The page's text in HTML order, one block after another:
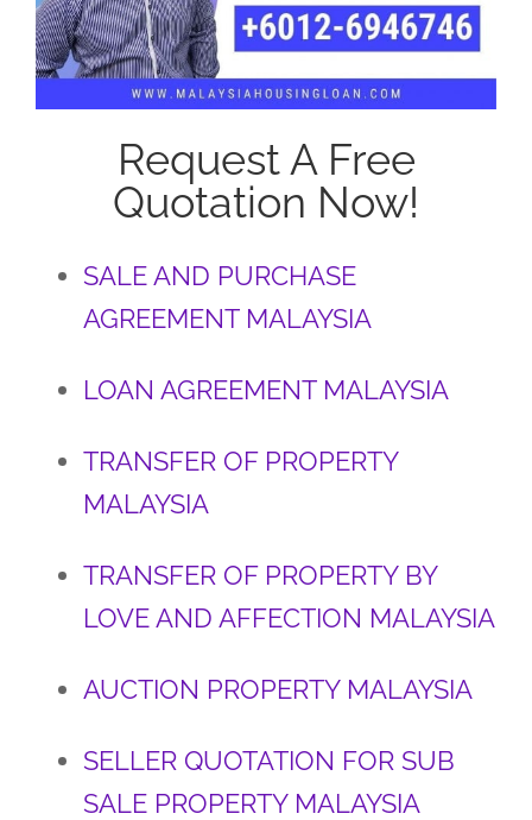
Request A Free
Quotation Now!
SALE AND PURCHASE
AGREEMENT MALAYSIA
LOAN AGREEMENT MALAYSIA
TRANSFER OF PROPERTY
MALAYSIA
TRANSFER OF PROPERTY BY
LOVE AND AFFECTION MALAYSIA
AUCTION PROPERTY MALAYSIA
SELLER QUOTATION FOR SUB
SALE PROPERTY MALAYSIA